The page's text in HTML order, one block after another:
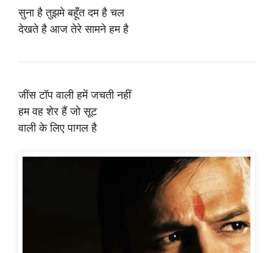
सुना है तुझमे बहूँत दम है चल
देखते है आज तेरे सामने हम है
जींस टॉप वाली हमें जचती नहीं
हम वह शेर हैं जो सूट
वाली के लिए पागल है